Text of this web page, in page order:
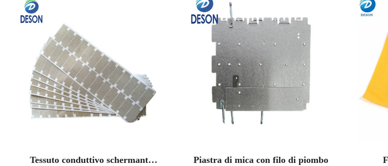
Tessuto conduttivo schermante
Piastra di mica con filo di piombo